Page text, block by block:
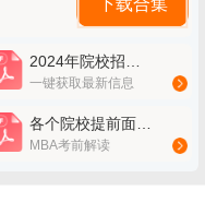
下载合集
一键获取最新信息
各个院校提前面试真题
MBA考前解读